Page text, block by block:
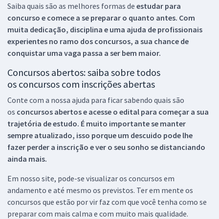
Saiba quais são as melhores formas de estudar para
concurso e comece a se preparar o quanto antes. Com
muita dedicação, disciplina e uma ajuda de profissionais
experientes no ramo dos concursos, a sua chance de
conquistar uma vaga passa a ser bem maior.
Concursos abertos: saiba sobre todos
os concursos com inscrições abertas
Conte com a nossa ajuda para ficar sabendo quais são
os concursos abertos e acesse o edital para começar a sua
trajetória de estudo. É muito importante se manter
sempre atualizado, isso porque um descuido pode lhe
fazer perder a inscrição e ver o seu sonho se distanciando
ainda mais.
Em nosso site, pode-se visualizar os concursos em
andamento e até mesmo os previstos. Ter em mente os
concursos que estão por vir faz com que você tenha como se
preparar com mais calma e com muito mais qualidade.